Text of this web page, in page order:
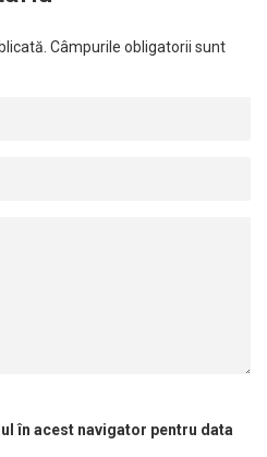
Câmpurile obligatorii sunt
în acest navigator pentru data